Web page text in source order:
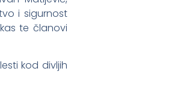
i sigurnost
te članovi
kod divljih